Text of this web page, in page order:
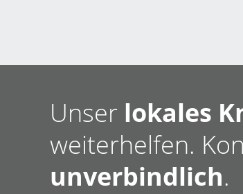
Unser lokales
weiterhelfen.
unverbindlich.